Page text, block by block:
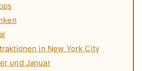
in New York City
und Januar